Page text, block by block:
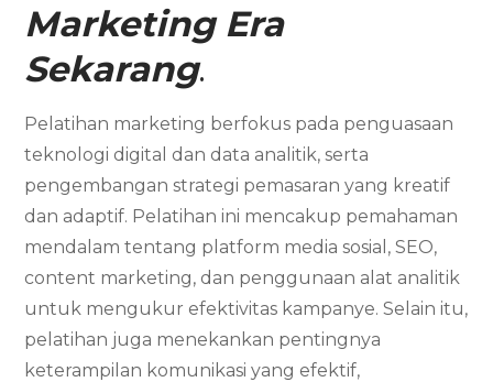
Marketing Era
Sekarang.
Pelatihan marketing berfokus pada penguasaan
teknologi digital dan data analitik, serta
pengembangan strategi pemasaran yang kreatif
dan adaptif. Pelatihan ini mencakup pemahaman
mendalam tentang platform media sosial, SEO,
content marketing, dan penggunaan alat analitik
untuk mengukur efektivitas kampanye. Selain itu,
pelatihan juga menekankan pentingnya
keterampilan komunikasi yang efektif,